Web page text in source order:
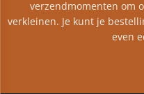
verzendmomenten om
verkleinen. Je kunt je
even